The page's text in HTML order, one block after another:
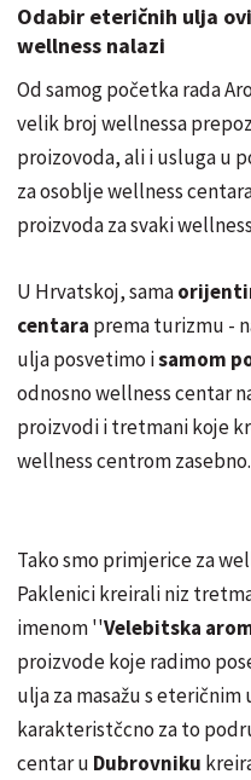
Odabir eteričnih ulja
wellness nalazi
Od samog početka rada
velik broj wellnessa
proizovoda, ali i usluga u
za osoblje wellness
proizvoda za svaki
U Hrvatskoj, sama
centara prema turizmu -
ulja posvetimo isamom
odnosno wellness centar
proizvodi i tretmani koje
wellness centrom zasebno.
Tako smo primjerice za
Paklenici kreirali niz
imenom ''Velebitska
proizvode koje radimo
ulja za masažu s eteričnim
karakteristčcno za to
centar u Dubrovniku